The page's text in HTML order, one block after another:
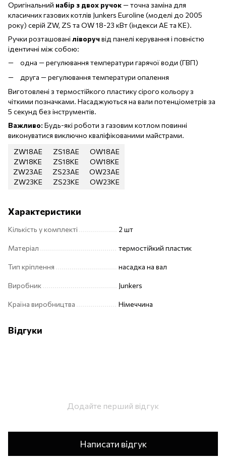
Оригінальний набір з двох ручок— точна заміна для
класичних газових котлів Junkers Euroline (моделі до 2005
року) серій ZW, ZS та OW 18-23 кВт (індекси AE та KE).
Ручки розташовані ліворучвід панелі керування і повністю
ідентичні між собою:
одна — регулювання температури гарячої води (ГВП)
друга — регулювання температури опалення
Виготовлені з термостійкого пластику сірого кольору з
чіткими позначками. Насаджуються на вали потенціометрів за
5 секунд без інструментів.
Важливо: Будь-які роботи з газовим котлом повинні
виконуватися виключно кваліфікованими майстрами.
ZW18AE
ZW18KE
ZW23AE
ZW23KE
ZS18AE
ZS18KE
ZS23AE
ZS23KE
OW18AE
OW18KE
OW23AE
OW23KE
Характеристики
Кількість у комплекті 2 шт
Матеріал термостійкий пластик
Тип кріплення насадка на вал
Виробник Junkers
Країна виробництва Німеччина
Відгуки
Додайте перший відгук
Написати відгук